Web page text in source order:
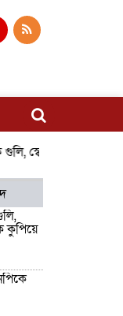
স্বেচ্ছাসেবক দলের দুই
কুপিয়ে